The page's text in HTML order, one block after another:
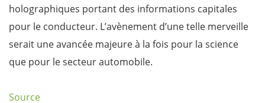
holographiques portant des informations capitales
pour le conducteur. L’avènement d’une telle merveille
serait une avancée majeure à la fois pour la science
que pour le secteur automobile.
Source